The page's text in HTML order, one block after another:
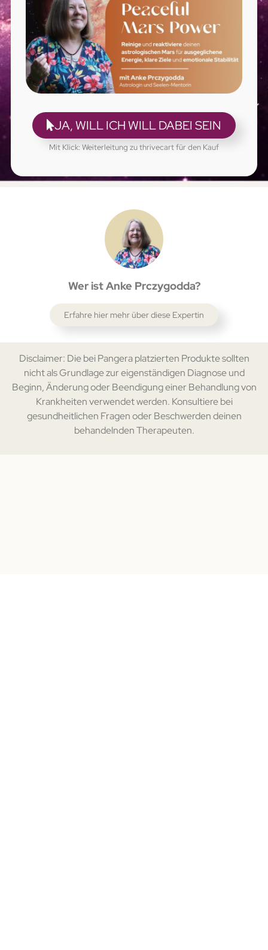
JA, WILL ICH WILL DABEI SEIN
Mit Klick: Weiterleitung zu thrivecart für den Kauf
Wer ist Anke Prczygodda?
Erfahre hier mehr über diese Expertin
Disclaimer: Die bei Pangera platzierten Produkte sollten
nicht als Grundlage zur eigenständigen Diagnose und
Beginn, Änderung oder Beendigung einer Behandlung von
Krankheiten verwendet werden. Konsultiere bei
gesundheitlichen Fragen oder Beschwerden deinen
behandelnden Therapeuten.